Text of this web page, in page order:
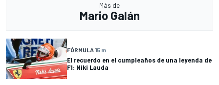
Más de
Mario Galán
FÓRMULA 15 m
El recuerdo en el cumpleaños de una leyenda de
F1: Niki Lauda